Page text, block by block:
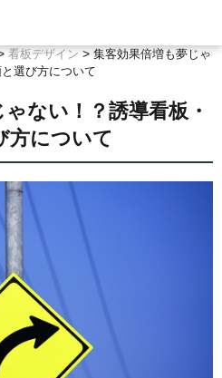
看板デザイン>集客効果倍増も夢じゃ
選び方について
ない！？誘導看板・
方について